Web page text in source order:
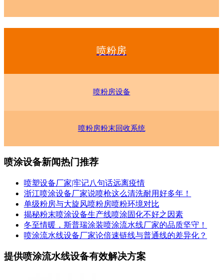
喷粉房
喷粉房设备
喷粉房粉末回收系统
喷涂设备新闻热门推荐
喷塑设备厂家|牢记八句话远离疫情
浙江喷涂设备厂家说喷枪这么清洗耐用好多年！
单级粉房与大旋风喷粉房喷粉环境对比
揭秘粉末喷涂设备生产线喷涂固化不好之因素
冬至情暖，斯普瑞涂装喷涂流水线厂家的品质坚守！
喷涂流水线设备厂家论倍速链线与普通线的差异化？
提供喷涂流水线设备有效解决方案